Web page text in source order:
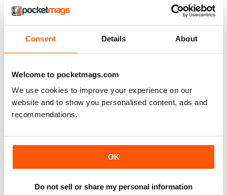
Consent Details About
Welcome to pocketmags.com
We use cookies to improve your experience on our
website and to show you personalised content, ads and
recommendations.
OK
Do not sell or share my personal information
EYE SPY
Always very interesting reading. I have read and
Keep up the good work. God Bless. Gary Hollen
Recensito 04 aprile 2020
DELVE INTO THE UNDERWORLD OF "DEEP
Delve into the Underworld of "Deep State" - A far too
really look into anything "conspiratorial" unless it's a